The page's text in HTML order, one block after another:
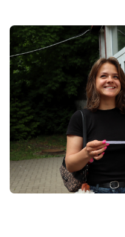
Медиа
Объявления
Новости
Контакты
Банковские реквизиты